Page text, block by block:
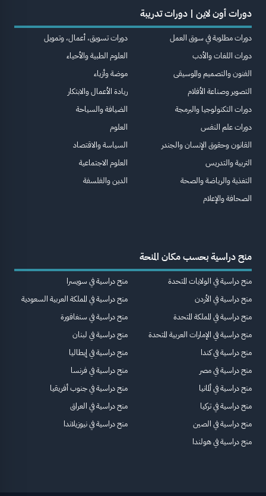
دورات أون لاين | دورات تدريبة
دورات مطلوبة في سوق العمل
دورات اللغات والأدب
الفنون والتصميم والموسيقى
التصوير وصناعة الأفلام
دورات التكنولوجيا والبرمجة
دورات علم النفس
القانون وحقوق الإنسان والجندر
التربية والتدريس
التغذية والرياضة والصحة
الصحافة والإعلام
دورات تسويق، أعمال، وتمويل
العلوم الطبية والأحياء
موضة وأزياء
ريادة الأعمال والابتكار
الضيافة والسياحة
العلوم
السياسة والاقتصاد
العلوم الاجتماعية
الدين والفلسفة
منح دراسية بحسب مكان المنحة
منح دراسية في الولايات المتحدة
منح دراسية في الأردن
منح دراسية في المملكة المتحدة
منح دراسية في الإمارات العربية المتحدة
منح دراسية في كندا
منح دراسية في مصر
منح دراسية في ألمانيا
منح دراسية في تركيا
منح دراسية في الصين
منح دراسية في هولندا
منح دراسية في سويسرا
منح دراسية في المملكة العربية السعودية
منح دراسية في سنغافورة
منح دراسية في لبنان
منح دراسية في إيطاليا
منح دراسية في فرنسا
منح دراسية في جنوب أفريقيا
منح دراسية في العراق
منح دراسية في نيوزيلاندا